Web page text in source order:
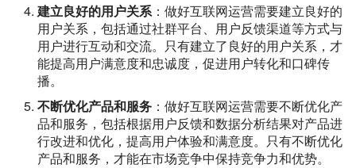
建立良好的用户关系：做好互联网运营需要建立良好的
用户关系，包括通过社群平台、用户反馈渠道等方式与
用户进行互动和交流。只有建立了良好的用户关系，才
能提高用户满意度和忠诚度，促进用户转化和口碑传
播。
不断优化产品和服务 ：做好互联网运营需要不断优化产
品和服务，包括根据用户反馈和数据分析结果对产品进
行改进和优化，提高用户体验和满意度。只有不断优化
产品和服务，才能在市场竞争中保持竞争力和优势。